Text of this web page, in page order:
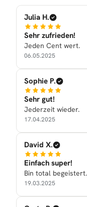
Julia H.
Sehr zufrieden!
Jeden Cent wert.
06.05.2025
Sophie P.
Sehr gut!
Jederzeit wieder.
17.04.2025
David X.
Einfach super!
Bin total begeistert.
19.03.2025